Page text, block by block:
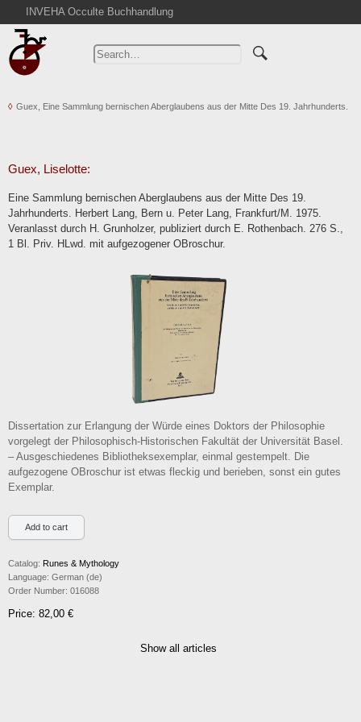
INVEHA Occulte Buchhandlung
Home
Advanced Search
Cart
Contact
Terms
Guex, Eine Sammlung bernischen Aberglaubens aus der Mitte Des 19. Jahrhunderts.
Guex, Liselotte:
Eine Sammlung bernischen Aberglaubens aus der Mitte Des 19.
Jahrhunderts. Herbert Lang, Bern u. Peter Lang, Frankfurt/M. 1975.
Veranlasst durch H. Grunholzer, publiziert durch E. Rothenbach. 276 S.,
1 Bl. Priv. HLwd. mit aufgezogener OBroschur.
Dissertation zur Erlangung der Würde eines Doktors der Philosophie
vorgelegt der Philosophisch-Historischen Fakultät der Universität Basel.
– Ausgeschiedenes Bibliotheksexemplar, einmal gestempelt. Die
aufgezogene OBroschur ist etwas fleckig und berieben, sonst ein gutes
Exemplar.
Catalog: Runes & Mythology
Language: German (de)
Order Number: 016088
Price: 82,00 €
Show all articles